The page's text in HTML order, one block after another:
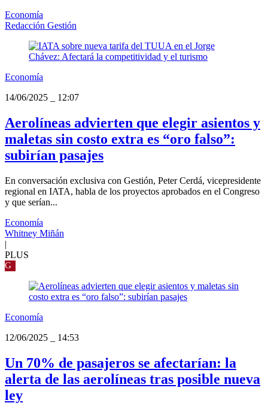
Economía
Redacción Gestión
Economía
14/06/2025
12:07
Aerolíneas advierten que elegir asientos y
maletas sin costo extra es “oro falso”:
subirían pasajes
En conversación exclusiva con Gestión, Peter Cerdá, vicepresidente
regional en IATA, habla de los proyectos aprobados en el Congreso
y que serían...
Economía
Whitney Miñán
|
PLUS
G
Economía
12/06/2025
14:53
Un 70% de pasajeros se afectarían: la
alerta de las aerolíneas tras posible nueva
ley